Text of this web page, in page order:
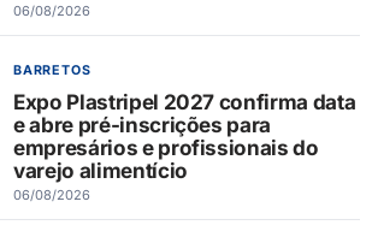
06/08/2026
BARRETOS
Expo Plastripel 2027 confirma data
e abre pré-inscrições para
empresários e profissionais do
varejo alimentício
06/08/2026